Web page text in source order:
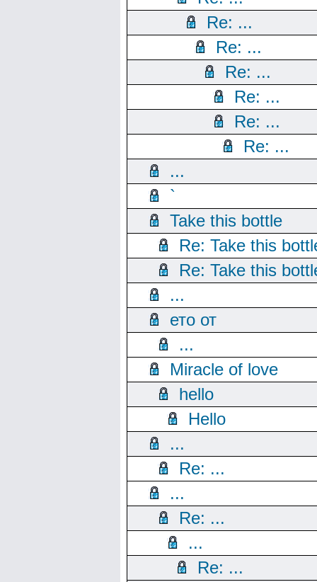
Re: ...
Re: ...
Re: ...
Re: ...
Re: ...
Re: ...
...
`
Take this bottle
Re: Take this
Re: Take this
...
ето от
...
Miracle of love
hello
Hello
...
Re: ...
...
Re: ...
...
Re: ...